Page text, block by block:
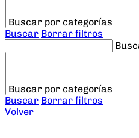
Buscar por categorías
Buscar Borrar filtros
Buscar por categorías
Buscar Borrar filtros
Volver